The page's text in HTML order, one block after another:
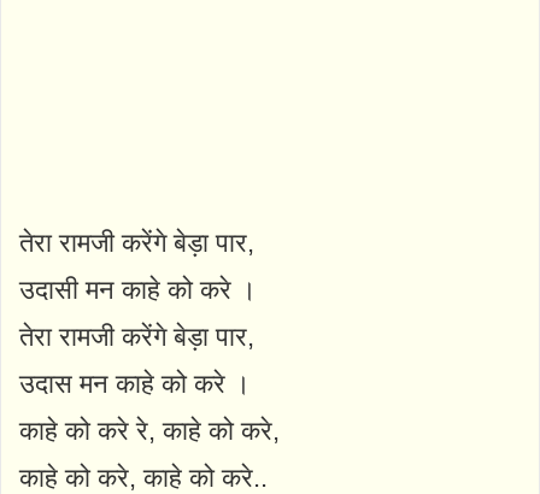
तेरा रामजी करेंगे बेड़ा पार,
उदासी मन काहे को करे ।
तेरा रामजी करेंगे बेड़ा पार,
उदास मन काहे को करे ।
काहे को करे रे, काहे को करे,
काहे को करे, काहे को करे..